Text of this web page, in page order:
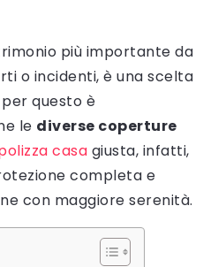
più importante da
o incidenti, è una scelta
questo è
le diverse coperture
casa giusta, infatti,
completa e
con maggiore serenità.